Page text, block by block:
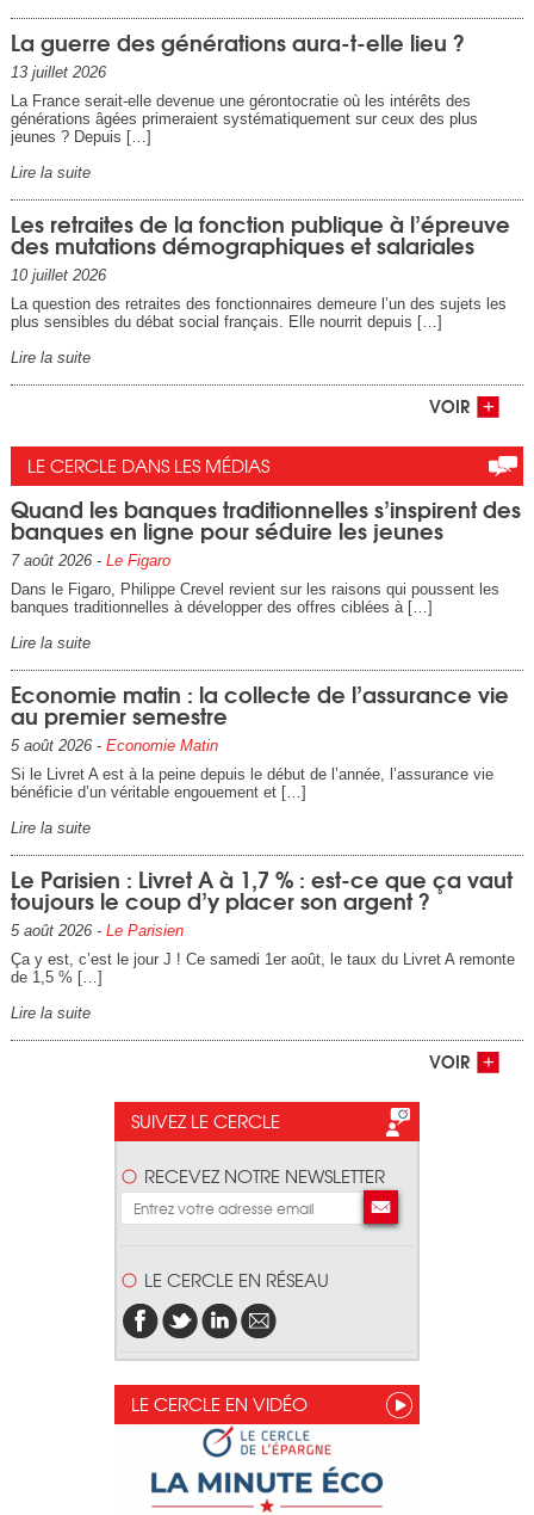
La guerre des générations aura-t-elle lieu ?
13 juillet 2026
La France serait-elle devenue une gérontocratie où les intérêts des
générations âgées primeraient systématiquement sur ceux des plus
jeunes ? Depuis […]
Lire la suite
Les retraites de la fonction publique à l’épreuve
des mutations démographiques et salariales
10 juillet 2026
La question des retraites des fonctionnaires demeure l’un des sujets les
plus sensibles du débat social français. Elle nourrit depuis […]
Lire la suite
VOIR
LE CERCLE DANS LES MÉDIAS
Quand les banques traditionnelles s’inspirent des
banques en ligne pour séduire les jeunes
7 août 2026 - Le Figaro
Dans le Figaro, Philippe Crevel revient sur les raisons qui poussent les
banques traditionnelles à développer des offres ciblées à […]
Lire la suite
Economie matin : la collecte de l’assurance vie
au premier semestre
5 août 2026 - Economie Matin
Si le Livret A est à la peine depuis le début de l’année, l’assurance vie
bénéficie d’un véritable engouement et […]
Lire la suite
Le Parisien : Livret A à 1,7 % : est-ce que ça vaut
toujours le coup d’y placer son argent ?
5 août 2026 - Le Parisien
Ça y est, c’est le jour J ! Ce samedi 1er août, le taux du Livret A remonte
de 1,5 % […]
Lire la suite
VOIR
SUIVEZ LE CERCLE
RECEVEZ NOTRE NEWSLETTER
LE CERCLE EN RÉSEAU
LE CERCLE EN VIDÉO